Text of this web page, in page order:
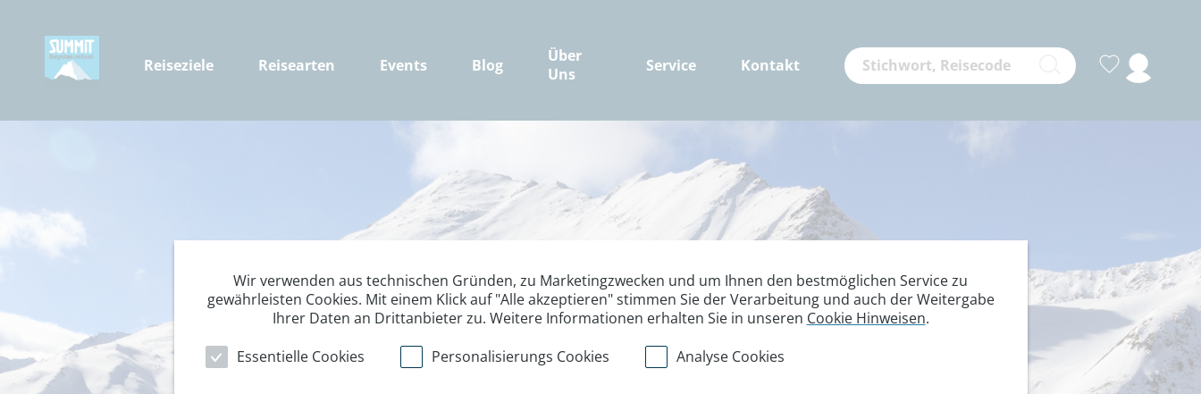
Reiseziele Reisearten Events Blog
Über
Uns
Service Kontakt
Wir verwenden aus technischen Gründen, zu Marketingzwecken und um Ihnen den bestmöglichen Service zu
gewährleisten Cookies. Mit einem Klick auf "Alle akzeptieren" stimmen Sie der Verarbeitung und auch der Weitergabe
Ihrer Daten an Drittanbieter zu. Weitere Informationen erhalten Sie in unseren Cookie Hinweisen.
Essentielle Cookies
Personalisierungs Cookies Analyse Cookies